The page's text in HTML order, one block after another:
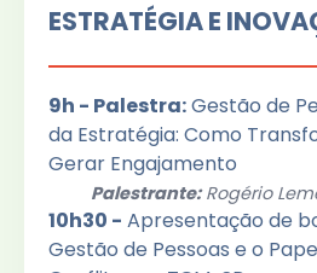
ESTRATÉGIA E
9h - Palestra:Gestão de
da Estratégia: Como
Gerar Engajamento
Palestrante:Rogério
10h30 - Apresentação de
Gestão de Pessoas e o